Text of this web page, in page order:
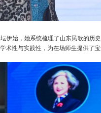
始，她系统梳理了山东民歌的历
性与实践性，为在场师生提供了宝